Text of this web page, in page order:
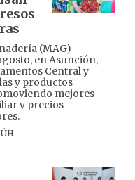
(MAG)
en Asunción,
Central y
y productos
mejores
y precios